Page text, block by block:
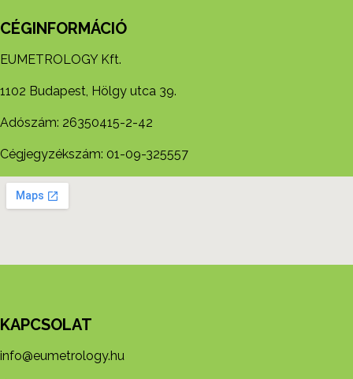
CÉGINFORMÁCIÓ
EUMETROLOGY Kft.
1102 Budapest, Hölgy utca 39.
Adószám: 26350415-2-42
Cégjegyzékszám: 01-09-325557
KAPCSOLAT
info@eumetrology.hu